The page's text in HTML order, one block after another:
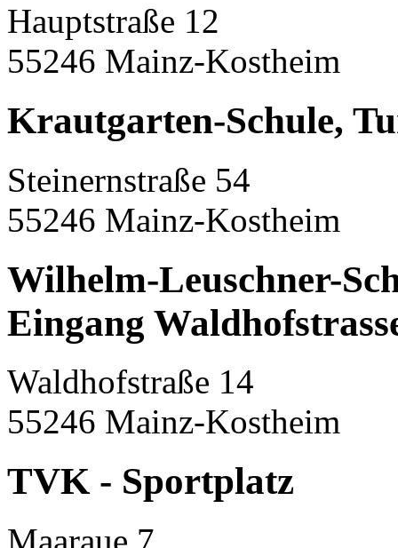
Hauptstraße 12
55246 Mainz-Kostheim
Krautgarten-Schule,
Steinernstraße 54
55246 Mainz-Kostheim
Wilhelm-Leuschner-
Eingang
Waldhofstraße 14
55246 Mainz-Kostheim
TVK - Sportplatz